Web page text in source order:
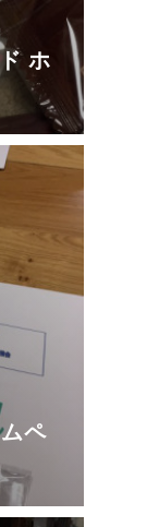
ホ
ペ